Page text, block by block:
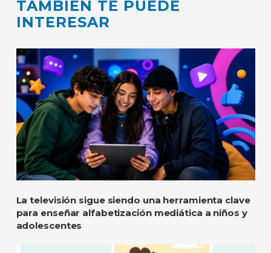
TAMBIÉN TE PUEDE
INTERESAR
La televisión sigue siendo una herramienta clave
para enseñar alfabetización mediática a niños y
adolescentes